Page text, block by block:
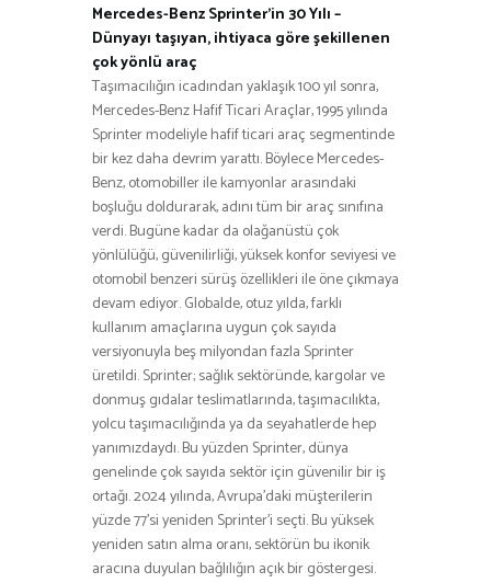
Mercedes-Benz Sprinter’in 30 Yılı –
Dünyayı taşıyan, ihtiyaca göre şekillenen
çok yönlü araç
Taşımacılığın icadından yaklaşık 100 yıl sonra,
Mercedes-Benz Hafif Ticari Araçlar, 1995 yılında
Sprinter modeliyle hafif ticari araç segmentinde
bir kez daha devrim yarattı. Böylece Mercedes-
Benz, otomobiller ile kamyonlar arasındaki
boşluğu doldurarak, adını tüm bir araç sınıfına
verdi. Bugüne kadar da olağanüstü çok
yönlülüğü, güvenilirliği, yüksek konfor seviyesi ve
otomobil benzeri sürüş özellikleri ile öne çıkmaya
devam ediyor. Globalde, otuz yılda, farklı
kullanım amaçlarına uygun çok sayıda
versiyonuyla beş milyondan fazla Sprinter
üretildi. Sprinter; sağlık sektöründe, kargolar ve
donmuş gıdalar teslimatlarında, taşımacılıkta,
yolcu taşımacılığında ya da seyahatlerde hep
yanımızdaydı. Bu yüzden Sprinter, dünya
genelinde çok sayıda sektör için güvenilir bir iş
ortağı. 2024 yılında, Avrupa’daki müşterilerin
yüzde 77’si yeniden Sprinter’i seçti. Bu yüksek
yeniden satın alma oranı, sektörün bu ikonik
aracına duyulan bağlılığın açık bir göstergesi.